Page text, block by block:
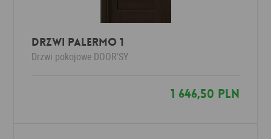
Drzwi Palermo 1
Drzwi pokojowe DOOR'SY
1 646,50 PLN